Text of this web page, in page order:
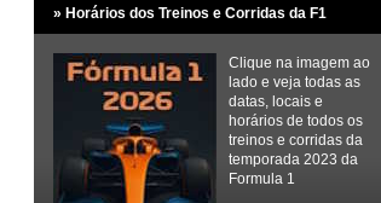
» Horários dos Treinos e Corridas da F1
Clique na imagem ao
lado e veja todas as
datas, locais e
horários de todos os
treinos e corridas da
temporada 2023 da
Formula 1